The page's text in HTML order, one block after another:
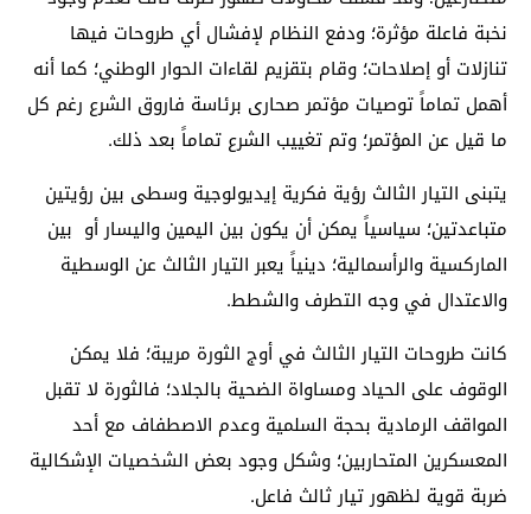
نخبة فاعلة مؤثرة؛ ودفع النظام لإفشال أي طروحات فيها
تنازلات أو إصلاحات؛ وقام بتقزيم لقاءات الحوار الوطني؛ كما أنه
أهمل تماماً توصيات مؤتمر صحارى برئاسة فاروق الشرع رغم كل
ما قيل عن المؤتمر؛ وتم تغييب الشرع تماماً بعد ذلك.
يتبنى التيار الثالث رؤية فكرية إيديولوجية وسطى بين رؤيتين
متباعدتين؛ سياسياً يمكن أن يكون بين اليمين واليسار أو بين
الماركسية والرأسمالية؛ دينياً يعبر التيار الثالث عن الوسطية
والاعتدال في وجه التطرف والشطط.
كانت طروحات التيار الثالث في أوج الثورة مريبة؛ فلا يمكن
الوقوف على الحياد ومساواة الضحية بالجلاد؛ فالثورة لا تقبل
المواقف الرمادية بحجة السلمية وعدم الاصطفاف مع أحد
المعسكرين المتحاربين؛ وشكل وجود بعض الشخصيات الإشكالية
ضربة قوية لظهور تيار ثالث فاعل.